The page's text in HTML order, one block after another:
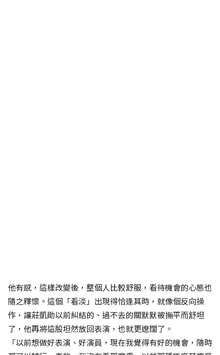
他有感，這樣改變後，整個人比較舒服，看待機會的心態也
隨之釋懷。這個「看淡」出現得恰逢其時，就像個反向操
作，讓莊凱勛以前糾結的、過不去的關默默被撫平而舒坦
了，他再將這股坦然放回表演，也就更遼闊了。
「以前想做好表演、好演員，現在我覺得有好的機會，隨時